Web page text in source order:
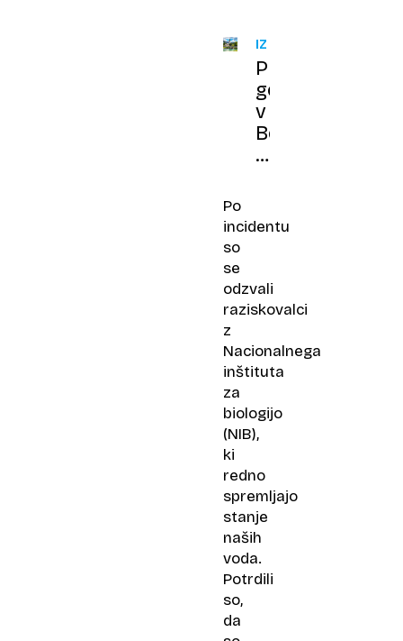
IZSLEDKI
Pregled
gošče
v
Bohinjskem
jezeru
strupene
Po
incidentu
so
se
odzvali
raziskovalci
z
Nacionalnega
inštituta
za
biologijo
(NIB),
ki
redno
spremljajo
stanje
naših
voda.
Potrdili
so,
da